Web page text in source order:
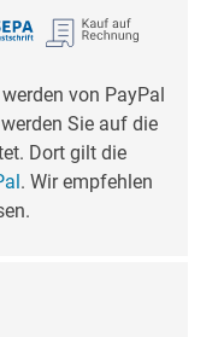
von PayPal
Sie auf die
Dort gilt die
. Wir empfehlen